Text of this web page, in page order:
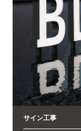
サイン工事